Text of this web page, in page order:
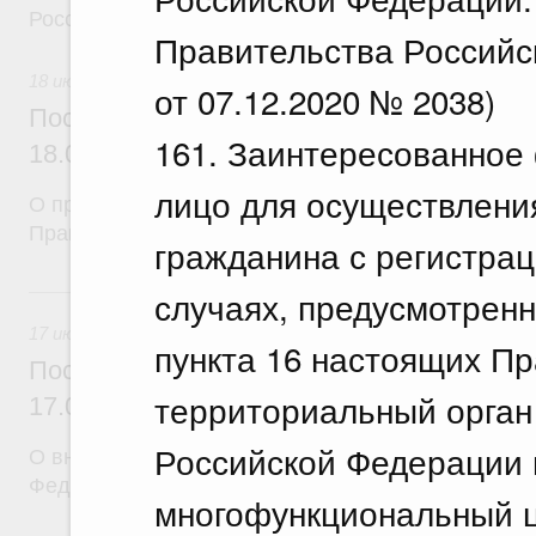
Правительства
от 07.12.2020 № 2038)
161.
лицо для
гражданина с
случаях,
пункта 16 настоящих
территориальный
Российской Федерации
многофункциональный
Российской Федерации
Постановление Правительства
18.07.2026 г. № 912
О признании утратившими силу некоторых актов
Постановление Правительства
17.07.2026 г. № 903
О внесении изменений в постановление
Федерации от 5 сентября 2025 г. № 1380